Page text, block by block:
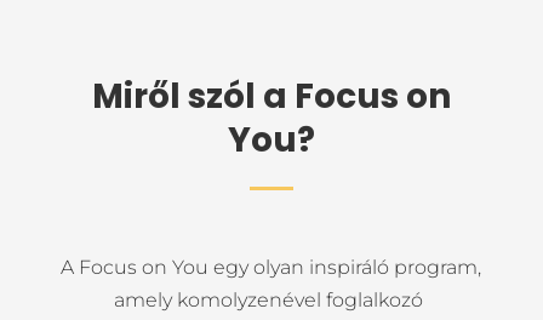
Miről szól a Focus on
You?
A Focus on You egy olyan inspiráló program,
amely komolyzenével foglalkozó